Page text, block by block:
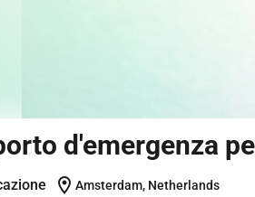
d'emergenza
location_on Amsterdam, Netherlands